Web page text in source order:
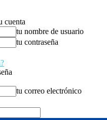
cuenta
tu nombre de usuario
tu contraseña
tu correo electrónico